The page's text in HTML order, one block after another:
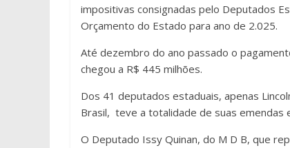
impositivas consignadas pelo Deputados
Orçamento do Estado para ano de 2.025.
Até dezembro do ano passado o
chegou a R$ 445 milhões.
Dos 41 deputados estaduais, apenas
Brasil, teve a totalidade de suas emendas
O Deputado Issy Quinan, do M D B, que